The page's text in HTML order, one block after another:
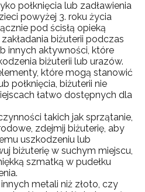
połknięcia lub zadławienia
powyżej 3. roku życia
pod ścisłą opieką
biżuterii podczas
innych aktywności, które
biżuterii lub urazów.
które mogą stanowić
połknięcia, biżuterii nie
łatwo dostępnych dla
takich jak sprzątanie,
zdejmij biżuterię, aby
uszkodzeniu lub
biżuterię w suchym miejscu,
szmatką w pudełku
metali niż złoto, czy